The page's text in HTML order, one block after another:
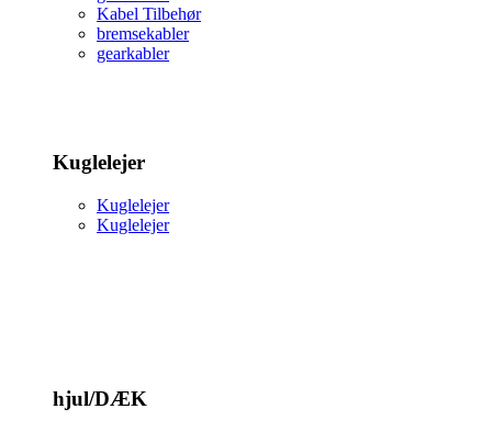
Kabel Tilbehør
bremsekabler
gearkabler
Kuglelejer
Kuglelejer
Kuglelejer
hjul/DÆK